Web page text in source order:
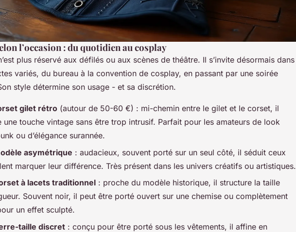
l’occasion : du quotidien au cosplay
plus réservé aux défilés ou aux scènes de théâtre. Il s’invite désormais dans
variés, du bureau à la convention de cosplay, en passant par une soirée
style détermine son usage - et sa discrétion.
gilet rétro (autour de 50-60 €) : mi-chemin entre le gilet et le corset, il
une touche vintage sans être trop intrusif. Parfait pour les amateurs de look
ou d’élégance surannée.
asymétrique : audacieux, souvent porté sur un seul côté, il séduit ceux
marquer leur différence. Très présent dans les univers créatifs ou artistiques.
à lacets traditionnel : proche du modèle historique, il structure la taille
Souvent noir, il peut être porté ouvert sur une chemise ou complètement
un effet sculpté.
taille discret : conçu pour être porté sous les vêtements, il affine en